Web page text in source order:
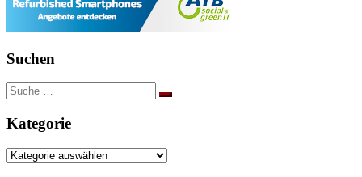
Suchen
Suche
nach:
Kategorie
Kategorie